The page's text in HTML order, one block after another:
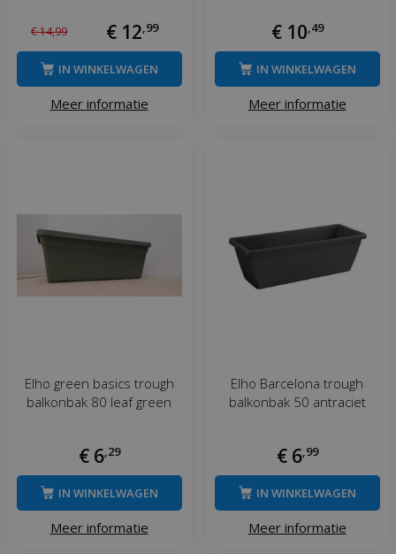
€14,99 € 12,99
Meer informatie
IN WINKELWAGEN
€ 10,49
Meer informatie
IN WINKELWAGEN
Elho green basics trough
balkonbak 80 leaf green
€ 6,29
Meer informatie
IN WINKELWAGEN
Elho Barcelona trough
balkonbak 50 antraciet
€ 6,99
Meer informatie
IN WINKELWAGEN